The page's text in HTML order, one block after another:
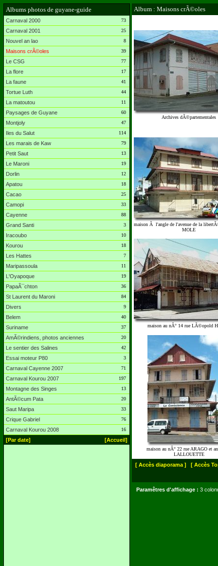
Albums photos de guyane-guide
Carnaval 2000 73
Carnaval 2001 25
Nouvel an lao 8
Maisons crÃ©oles 39
Le CSG 77
La flore 17
La faune 41
Tortue Luth 44
La matoutou 11
Paysages de Guyane 60
Montjoly 47
Iles du Salut 114
Les marais de Kaw 79
Petit Saut 13
Le Maroni 19
Dorlin 12
Apatou 18
Cacao 25
Camopi 33
Cayenne 88
Grand Santi 3
Iracoubo 10
Kourou 18
Les Hattes 7
Maripassoula 11
L'Oyapoque 19
PapaÃ¯chton 36
St Laurent du Maroni 84
Divers 9
Belem 40
Suriname 37
AmÃ©rindiens, photos anciennes 20
Le sentier des Salines 42
Essai moteur P80 3
Carnaval Cayenne 2007 71
Carnaval Kourou 2007 197
Montagne des Singes 13
AntÃ©cum Pata 20
Saut Maripa 33
Crique Gabriel 76
Carnaval Kourou 2008 16
[Par date] [Accueil]
Album : Maisons crÃ©oles
Archives dÃ©partementales
maison Ã l'angle de l'avenue de la
MOLE
maison au nÂ° 14 rue LÃ©opold
maison au nÂ° 22 rue ARAGO et
LALLOUETTE
[ Accès diaporama ] [ Accès
Paramêtres d'affichage : 3